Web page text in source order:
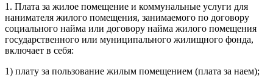
1. Плата за жилое помещение и коммунальные услуги для
нанимателя жилого помещения, занимаемого по договору
социального найма или договору найма жилого помещения
государственного или муниципального жилищного фонда,
включает в себя:
1) плату за пользование жилым помещением (плата за наем);